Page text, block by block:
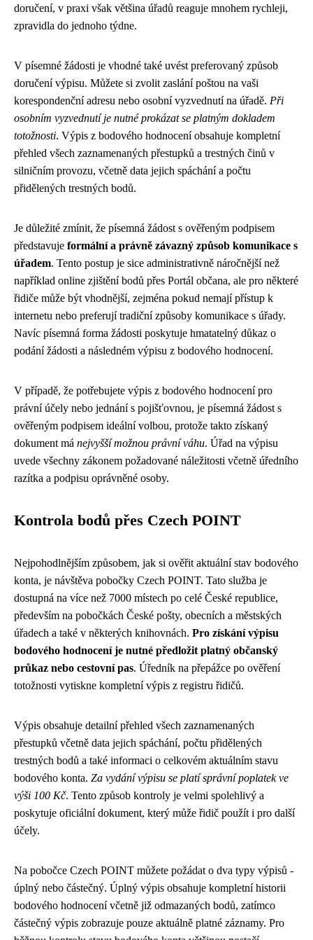
doručení, v praxi však většina úřadů reaguje mnohem rychleji,
zpravidla do jednoho týdne.
V písemné žádosti je vhodné také uvést preferovaný způsob
doručení výpisu. Můžete si zvolit zaslání poštou na vaši
korespondenční adresu nebo osobní vyzvednutí na úřadě. Při
osobním vyzvednutí je nutné prokázat se platným dokladem
totožnosti. Výpis z bodového hodnocení obsahuje kompletní
přehled všech zaznamenaných přestupků a trestných činů v
silničním provozu, včetně data jejich spáchání a počtu
přidělených trestných bodů.
Je důležité zmínit, že písemná žádost s ověřeným podpisem
představuje formální a právně závazný způsob komunikace s
úřadem. Tento postup je sice administrativně náročnější než
například online zjištění bodů přes Portál občana, ale pro některé
řidiče může být vhodnější, zejména pokud nemají přístup k
internetu nebo preferují tradiční způsoby komunikace s úřady.
Navíc písemná forma žádosti poskytuje hmatatelný důkaz o
podání žádosti a následném výpisu z bodového hodnocení.
V případě, že potřebujete výpis z bodového hodnocení pro
právní účely nebo jednání s pojišťovnou, je písemná žádost s
ověřeným podpisem ideální volbou, protože takto získaný
dokument má nejvyšší možnou právní váhu. Úřad na výpisu
uvede všechny zákonem požadované náležitosti včetně úředního
razítka a podpisu oprávněné osoby.
Kontrola bodů přes Czech POINT
Nejpohodlnějším způsobem, jak si ověřit aktuální stav bodového
konta, je návštěva pobočky Czech POINT. Tato služba je
dostupná na více než 7000 místech po celé České republice,
především na pobočkách České pošty, obecních a městských
úřadech a také v některých knihovnách. Pro získání výpisu
bodového hodnocení je nutné předložit platný občanský
průkaz nebo cestovní pas. Úředník na přepážce po ověření
totožnosti vytiskne kompletní výpis z registru řidičů.
Výpis obsahuje detailní přehled všech zaznamenaných
přestupků včetně data jejich spáchání, počtu přidělených
trestných bodů a také informaci o celkovém aktuálním stavu
bodového konta. Za vydání výpisu se platí správní poplatek ve
výši 100 Kč. Tento způsob kontroly je velmi spolehlivý a
poskytuje oficiální dokument, který může řidič použít i pro další
účely.
Na pobočce Czech POINT můžete požádat o dva typy výpisů -
úplný nebo částečný. Úplný výpis obsahuje kompletní historii
bodového hodnocení včetně již odmazaných bodů, zatímco
částečný výpis zobrazuje pouze aktuálně platné záznamy. Pro